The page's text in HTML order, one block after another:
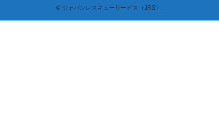
© ジャパンレスキューサービス（JRS）.